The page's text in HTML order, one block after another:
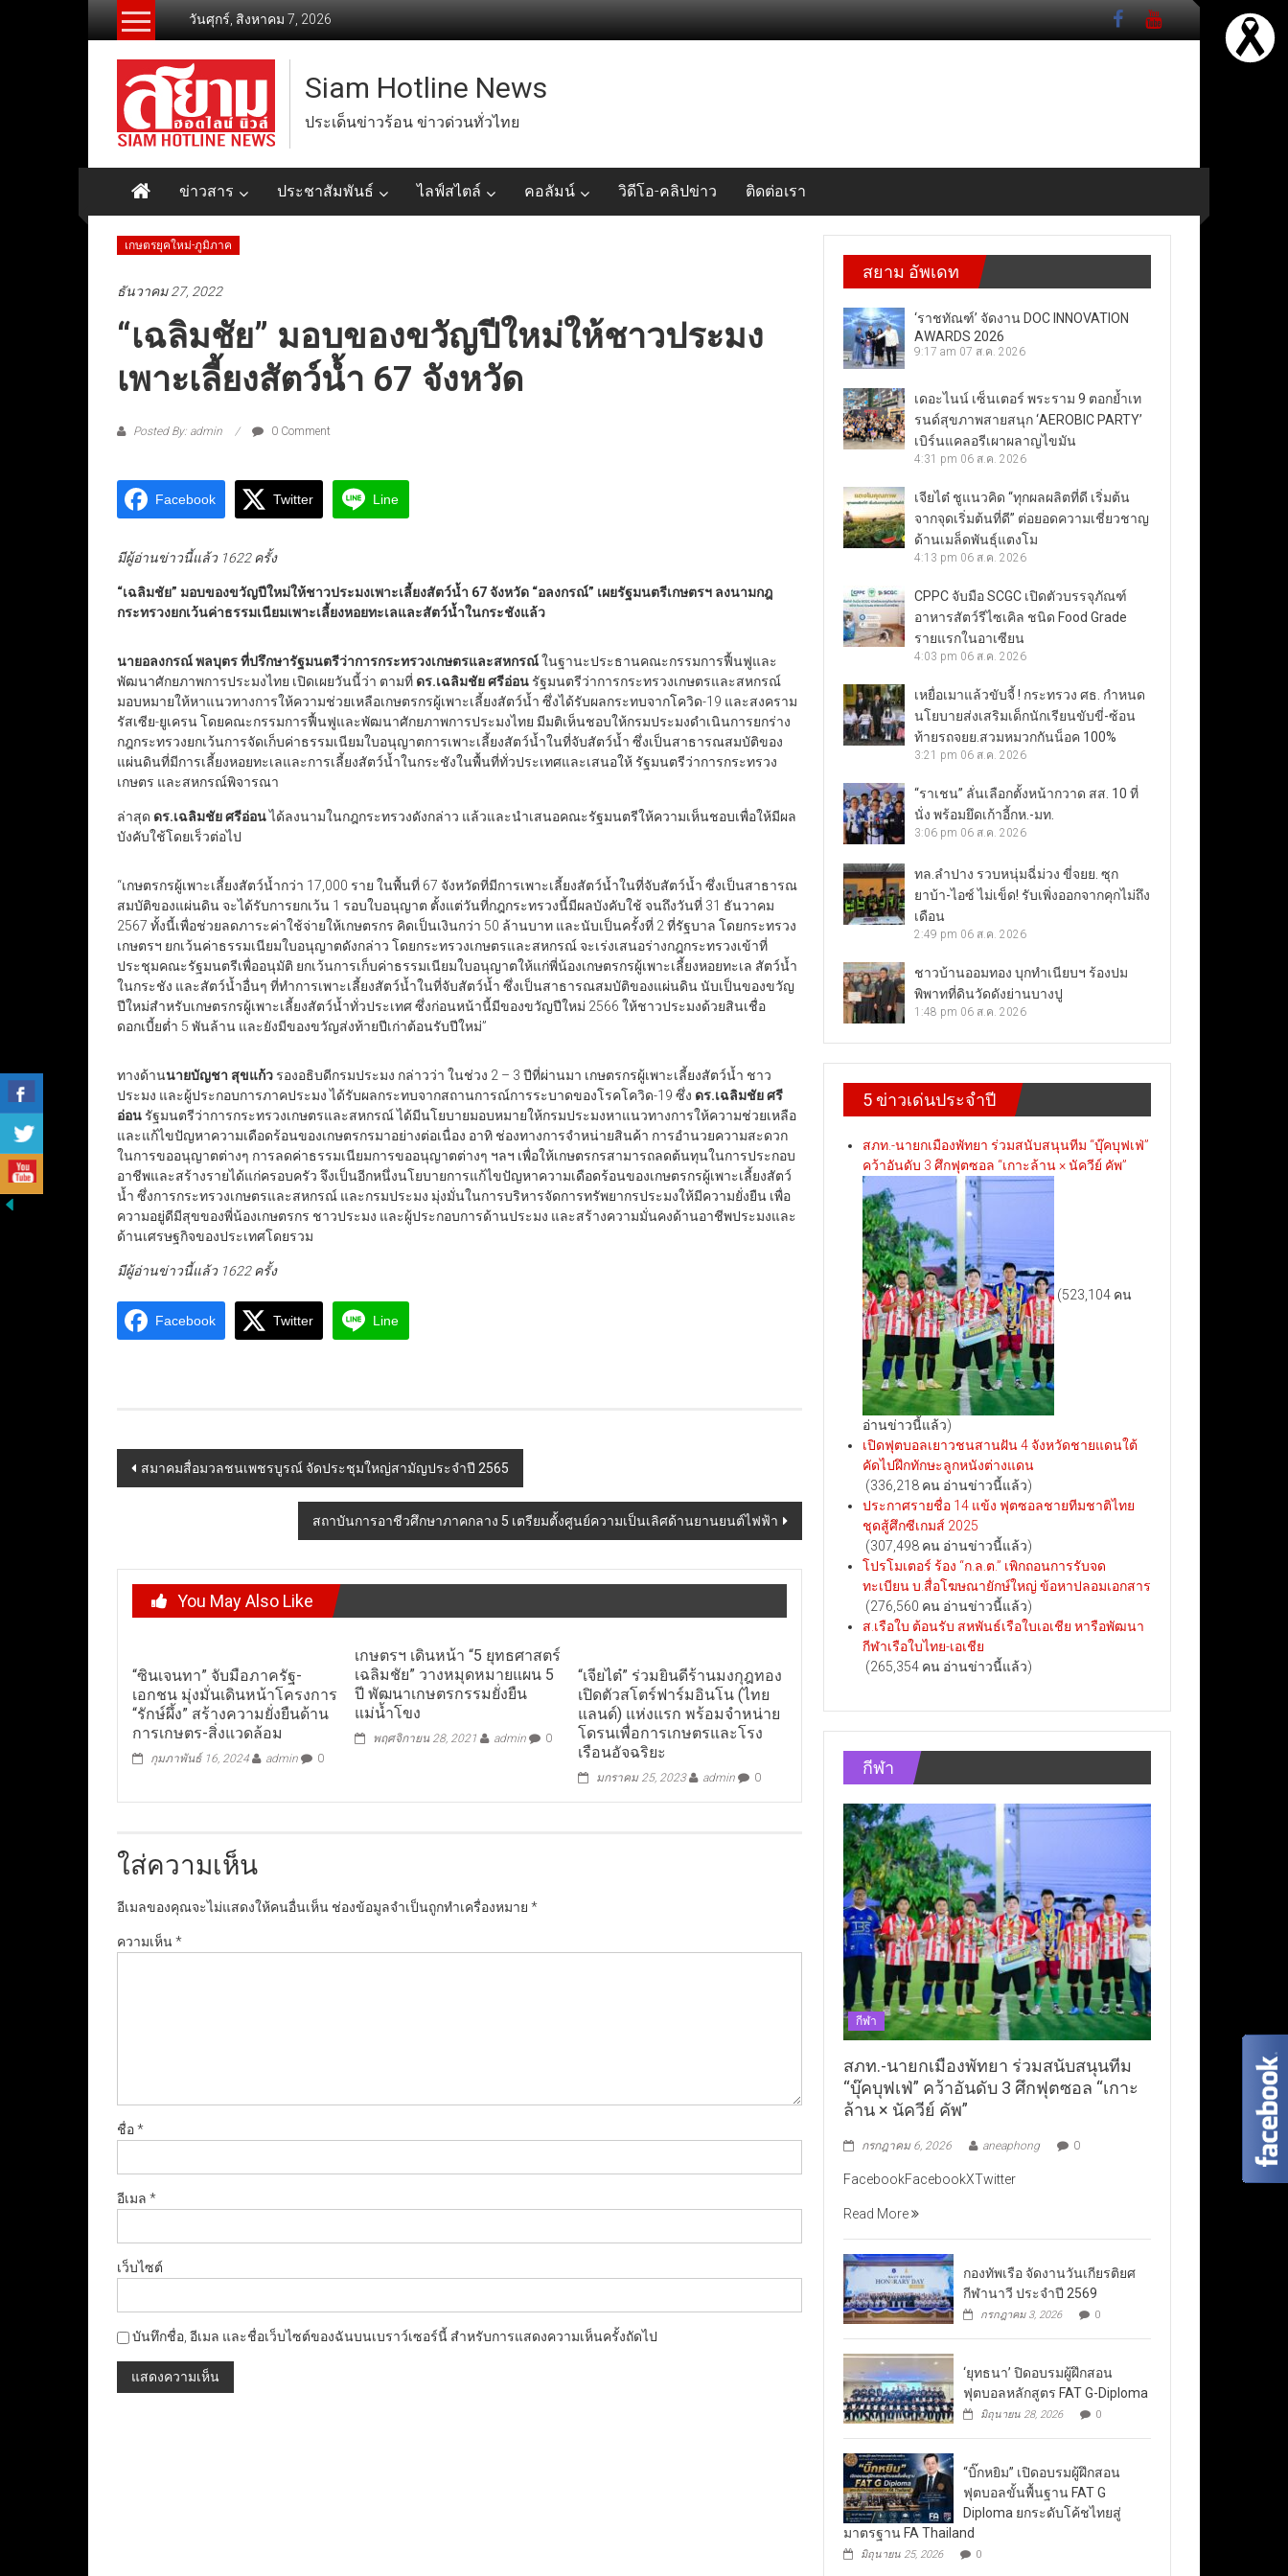
วันศุกร์, สิงหาคม 7, 2026
Siam Hotline News
ประเด็นข่าวร้อน ข่าวด่วนทั่วไทย
ข่าวสาร ประชาสัมพันธ์ ไลฟ์สไตล์ คอลัมน์ วิดีโอ-คลิปข่าว ติดต่อเรา
เกษตรยุคใหม่-ภูมิภาค
ธันวาคม 27, 2022
“เฉลิมชัย” มอบของขวัญปีใหม่ให้ชาวประมง
เพาะเลี้ยงสัตว์น้ำ 67 จังหวัด
Posted By: admin 0 Comment
Facebook Twitter Line
มีผู้อ่านข่าวนี้แล้ว 1622 ครั้ง
“เฉลิมชัย” มอบของขวัญปีใหม่ให้ชาวประมงเพาะเลี้ยงสัตว์น้ำ 67 จังหวัด “อลงกรณ์” เผยรัฐมนตรีเกษตรฯ ลงนามกฎ
กระทรวงยกเว้นค่าธรรมเนียมเพาะเลี้ยงหอยทะเลและสัตว์น้ำในกระชังแล้ว
นายอลงกรณ์ พลบุตร ที่ปรึกษารัฐมนตรีว่าการกระทรวงเกษตรและสหกรณ์ในฐานะประธานคณะกรรมการฟื้นฟูและ
พัฒนาศักยภาพการประมงไทย เปิดเผยวันนี้ว่า ตามที่ ดร.เฉลิมชัย ศรีอ่อน รัฐมนตรีว่าการกระทรวงเกษตรและสหกรณ์
มอบหมายให้หาแนวทางการให้ความช่วยเหลือเกษตรกรผู้เพาะเลี้ยงสัตว์น้ำ ซึ่งได้รับผลกระทบจากโควิด-19 และสงคราม
รัสเซีย-ยูเครน โดยคณะกรรมการฟื้นฟูและพัฒนาศักยภาพการประมงไทย มีมติเห็นชอบให้กรมประมงดำเนินการยกร่าง
กฎกระทรวงยกเว้นการจัดเก็บค่าธรรมเนียมใบอนุญาตการเพาะเลี้ยงสัตว์น้ำในที่จับสัตว์น้ำ ซึ่งเป็นสาธารณสมบัติของ
แผ่นดินที่มีการเลี้ยงหอยทะเลและการเลี้ยงสัตว์น้ำในกระชังในพื้นที่ทั่วประเทศและเสนอให้ รัฐมนตรีว่าการกระทรวง
เกษตร และสหกรณ์พิจารณา
ล่าสุด ดร.เฉลิมชัย ศรีอ่อนได้ลงนามในกฎกระทรวงดังกล่าว แล้วและนำเสนอคณะรัฐมนตรีให้ความเห็นชอบเพื่อให้มีผล
บังคับใช้โดยเร็วต่อไป
“เกษตรกรผู้เพาะเลี้ยงสัตว์น้ำกว่า 17,000 ราย ในพื้นที่ 67 จังหวัดที่มีการเพาะเลี้ยงสัตว์น้ำในที่จับสัตว์น้ำ ซึ่งเป็นสาธารณ
สมบัติของแผ่นดิน จะได้รับการยกเว้น 1 รอบใบอนุญาต ตั้งแต่วันที่กฎกระทรวงนี้มีผลบังคับใช้ จนถึงวันที่ 31 ธันวาคม
2567 ทั้งนี้เพื่อช่วยลดภาระค่าใช้จ่ายให้เกษตรกร คิดเป็นเงินกว่า 50 ล้านบาท และนับเป็นครั้งที่ 2 ที่รัฐบาล โดยกระทรวง
เกษตรฯ ยกเว้นค่าธรรมเนียมใบอนุญาตดังกล่าว โดยกระทรวงเกษตรและสหกรณ์ จะเร่งเสนอร่างกฎกระทรวงเข้าที่
ประชุมคณะรัฐมนตรีเพื่ออนุมัติ ยกเว้นการเก็บค่าธรรมเนียมใบอนุญาตให้แก่พี่น้องเกษตรกรผู้เพาะเลี้ยงหอยทะเล สัตว์น้ำ
ในกระชัง และสัตว์น้ำอื่นๆ ที่ทำการเพาะเลี้ยงสัตว์น้ำในที่จับสัตว์น้ำ ซึ่งเป็นสาธารณสมบัติของแผ่นดิน นับเป็นของขวัญ
ปีใหม่สำหรับเกษตรกรผู้เพาะเลี้ยงสัตว์น้ำทั่วประเทศ ซึ่งก่อนหน้านี้มีของขวัญปีใหม่ 2566 ให้ชาวประมงด้วยสินเชื่อ
ดอกเบี้ยต่ำ 5 พันล้าน และยังมีของขวัญส่งท้ายปีเก่าต้อนรับปีใหม่”
ทางด้านนายบัญชา สุขแก้ว รองอธิบดีกรมประมง กล่าวว่า ในช่วง 2 – 3 ปีที่ผ่านมา เกษตรกรผู้เพาะเลี้ยงสัตว์น้ำ ชาว
ประมง และผู้ประกอบการภาคประมง ได้รับผลกระทบจากสถานการณ์การระบาดของโรคโควิด-19 ซึ่ง ดร.เฉลิมชัย ศรี
อ่อน รัฐมนตรีว่าการกระทรวงเกษตรและสหกรณ์ ได้มีนโยบายมอบหมายให้กรมประมงหาแนวทางการให้ความช่วยเหลือ
และแก้ไขปัญหาความเดือดร้อนของเกษตรกรมาอย่างต่อเนื่อง อาทิ ช่องทางการจำหน่ายสินค้า การอำนวยความสะดวก
ในการขออนุญาตต่างๆ การลดค่าธรรมเนียมการขออนุญาตต่างๆ ฯลฯ เพื่อให้เกษตรกรสามารถลดต้นทุนในการประกอบ
อาชีพและสร้างรายได้แก่ครอบครัว จึงเป็นอีกหนึ่งนโยบายการแก้ไขปัญหาความเดือดร้อนของเกษตรกรผู้เพาะเลี้ยงสัตว์
น้ำ ซึ่งการกระทรวงเกษตรและสหกรณ์ และกรมประมง มุ่งมั่นในการบริหารจัดการทรัพยากรประมงให้มีความยั่งยืน เพื่อ
ความอยู่ดีมีสุขของพี่น้องเกษตรกร ชาวประมง และผู้ประกอบการด้านประมง และสร้างความมั่นคงด้านอาชีพประมงและ
ด้านเศรษฐกิจของประเทศโดยรวม
มีผู้อ่านข่าวนี้แล้ว 1622 ครั้ง
Facebook Twitter Line
Post
สมาคมสื่อมวลชนเพชรบูรณ์ จัดประชุมใหญ่สามัญประจำปี 2565
สถาบันการอาชีวศึกษาภาคกลาง 5 เตรียมตั้งศูนย์ความเป็นเลิศด้านยานยนต์ไฟฟ้า
You May Also Like
“ซินเจนทา” จับมือภาครัฐ-
เอกชน มุ่งมั่นเดินหน้าโครงการ
“รักษ์ผึ้ง” สร้างความยั่งยืนด้าน
การเกษตร-สิ่งแวดล้อม
กุมภาพันธ์ 16, 2024 admin 0
เกษตรฯ เดินหน้า “5 ยุทธศาสตร์
เฉลิมชัย” วางหมุดหมายแผน 5
ปี พัฒนาเกษตรกรรมยั่งยืน
แม่น้ำโขง
พฤศจิกายน 28, 2021 admin 0
“เจียไต๋” ร่วมยินดีร้านมงกุฎทอง
เปิดตัวสโตร์ฟาร์มอินโน (ไทย
แลนด์) แห่งแรก พร้อมจำหน่าย
โดรนเพื่อการเกษตรและโรง
เรือนอัจฉริยะ
มกราคม 25, 2023 admin 0
ใส่ความเห็น
อีเมลของคุณจะไม่แสดงให้คนอื่นเห็น ช่องข้อมูลจำเป็นถูกทำเครื่องหมาย *
ความเห็น*
ชื่อ*
อีเมล *
เว็บไซต์
บันทึกชื่อ, อีเมล และชื่อเว็บไซต์ของฉันบนเบราว์เซอร์นี้ สำหรับการแสดงความเห็นครั้งถัดไป
สยาม อัพเดท
‘ราชทัณฑ์’ จัดงาน DOC INNOVATION
AWARDS 2026
9:17 am 07 ส.ค. 2026
เดอะไนน์ เซ็นเตอร์ พระราม 9 ตอกย้ำเท
รนด์สุขภาพสายสนุก ‘AEROBIC PARTY’
เบิร์นแคลอรีเผาผลาญไขมัน
4:31 pm 06 ส.ค. 2026
เจียไต๋ ชูแนวคิด “ทุกผลผลิตที่ดี เริ่มต้น
จากจุดเริ่มต้นที่ดี” ต่อยอดความเชี่ยวชาญ
ด้านเมล็ดพันธุ์แตงโม
4:13 pm 06 ส.ค. 2026
CPPC จับมือ SCGC เปิดตัวบรรจุภัณฑ์
อาหารสัตว์รีไซเคิล ชนิด Food Grade
รายแรกในอาเซียน
4:03 pm 06 ส.ค. 2026
เหยื่อเมาแล้วขับจี้ ! กระทรวง ศธ. กำหนด
นโยบายส่งเสริมเด็กนักเรียนขับขี่-ซ้อน
ท้ายรถจยย.สวมหมวกกันน็อค 100%
3:21 pm 06 ส.ค. 2026
“ราเชน” ลั่นเลือกตั้งหน้ากวาด สส. 10 ที่
นั่ง พร้อมยึดเก้าอี้กห.-มท.
3:06 pm 06 ส.ค. 2026
ทล.ลำปาง รวบหนุ่มฉี่ม่วง ขี่จยย. ซุก
ยาบ้า-ไอซ์ ไม่เข็ด! รับเพิ่งออกจากคุกไม่ถึง
เดือน
2:49 pm 06 ส.ค. 2026
ชาวบ้านออมทอง บุกทำเนียบฯ ร้องปม
พิพาทที่ดินวัดดังย่านบางปู
1:48 pm 06 ส.ค. 2026
5 ข่าวเด่นประจำปี
สภท.-นายกเมืองพัทยา ร่วมสนับสนุนทีม “บุ๊คบุฟเฟ่”
คว้าอันดับ 3 ศึกฟุตซอล “เกาะล้าน × นัควีย์ คัพ”
(523,104 คน
อ่านข่าวนี้แล้ว)
เปิดฟุตบอลเยาวชนสานฝัน 4 จังหวัดชายแดนใต้
คัดไปฝึกทักษะลูกหนังต่างแดน
(336,218 คน อ่านข่าวนี้แล้ว)
ประกาศรายชื่อ 14 แข้ง ฟุตซอลชายทีมชาติไทย
ชุดสู้ศึกซีเกมส์ 2025
(307,498 คน อ่านข่าวนี้แล้ว)
โปรโมเตอร์ ร้อง “ก.ล.ต.” เพิกถอนการรับจด
ทะเบียน บ.สื่อโฆษณายักษ์ใหญ่ ข้อหาปลอมเอกสาร
(276,560 คน อ่านข่าวนี้แล้ว)
ส.เรือใบ ต้อนรับ สหพันธ์เรือใบเอเชีย หารือพัฒนา
กีฬาเรือใบไทย-เอเชีย
(265,354 คน อ่านข่าวนี้แล้ว)
กีฬา
กีฬา
สภท.-นายกเมืองพัทยา ร่วมสนับสนุนทีม
“บุ๊คบุฟเฟ่” คว้าอันดับ 3 ศึกฟุตซอล “เกาะ
ล้าน × นัควีย์ คัพ”
กรกฎาคม 6, 2026 aneaphong 0
FacebookFacebookXTwitter
Read More
กองทัพเรือ จัดงานวันเกียรติยศ
กีฬานาวี ประจำปี 2569
กรกฎาคม 3, 2026 0
‘ยุทธนา’ ปิดอบรมผู้ฝึกสอน
ฟุตบอลหลักสูตร FAT G-Diploma
มิถุนายน 28, 2026 0
“บิ๊กหยิม” เปิดอบรมผู้ฝึกสอน
ฟุตบอลขั้นพื้นฐาน FAT G
Diploma ยกระดับโค้ชไทยสู่
มาตรฐาน FA Thailand
มิถุนายน 25, 2026 0